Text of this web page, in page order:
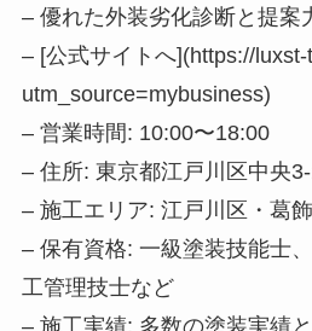
– 優れた外装劣化診断と提案
– [公式サイトへ](https://
utm_source=mybusiness)
– 営業時間: 10:00〜18:00
– 住所: 東京都江戸川区中央
– 施工エリア: 江戸川区・葛
– 保有資格: 一級塗装技能士
工管理技士など
– 施工実績: 多数の塗装実績